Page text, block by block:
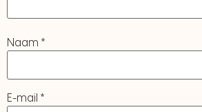
Naam *
E-mail *